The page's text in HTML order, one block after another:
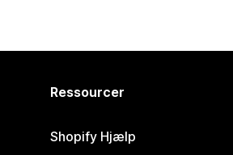
Ressourcer
Shopify Hjælp